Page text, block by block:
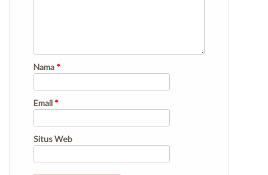
Nama *
Email *
Situs Web